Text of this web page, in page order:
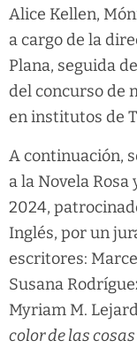
Alice Kellen,
a cargo de la
Plana, seguida
del concurso de
en institutos de
A continuación,
a la Novela Rosa
2024,
Inglés, por un
escritores:
Susana
Myriam M.
color de las